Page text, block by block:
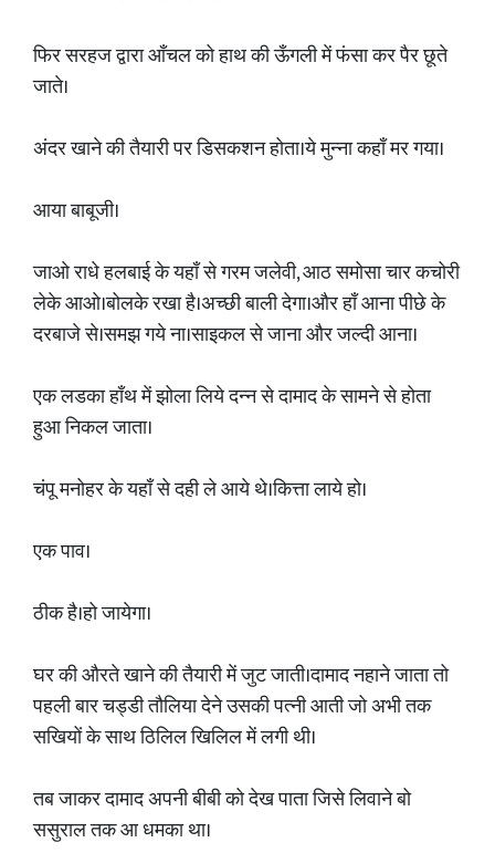
फिर सरहज द्वारा आँचल को हाथ की ऊँगली में फंसा कर पैर छूते
जाते।
अंदर खाने की तैयारी पर डिसकशन होता।ये मुन्ना कहाँ मर गया।
आया बाबूजी।
जाओ राधे हलबाई के यहाँ से गरम जलेवी, आठ समोसा चार कचोरी
लेके आओ।बोलके रखा है।अच्छी बाली देगा।और हाँ आना पीछे के
दरबाजे से।समझ गये ना।साइकल से जाना और जल्दी आना।
एक लडका हाँथ में झोला लिये दन्न से दामाद के सामने से होता
हुआ निकल जाता।
चंपू मनोहर के यहाँ से दही ले आये थे।कित्ता लाये हो।
एक पाव।
ठीक है।हो जायेगा।
घर की औरते खाने की तैयारी में जुट जाती।दामाद नहाने जाता तो
पहली बार चड्डी तौलिया देने उसकी पत्नी आती जो अभी तक
सखियों के साथ ठिलिल खिलिल में लगी थी।
तब जाकर दामाद अपनी बीबी को देख पाता जिसे लिवाने बो
ससुराल तक आ धमका था।